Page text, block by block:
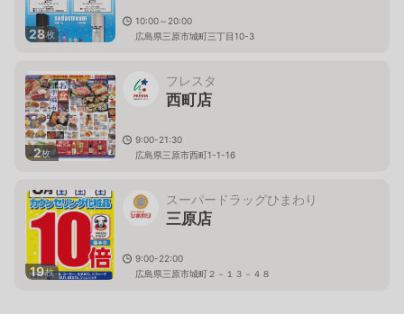
28枚
10:00～20:00
広島県三原市城町三丁目10-3
2枚
フレスタ
西町店
9:00-21:30
広島県三原市西町1-1-16
19枚
スーパードラッグひまわり
三原店
9:00-22:00
広島県三原市城町２－１３－４８